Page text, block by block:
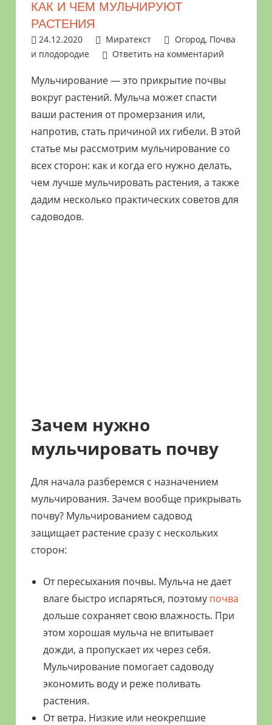
растениями
цветами.
Поможем
обустройстве
дачного
участка
выращивании
богатого
урожая.
КАК И ЧЕМ МУЛЬЧИРУЮТ
РАСТЕНИЯ
24.12.2020 Миратекст Огород, Почва
и плодородие
Ответить на комментарий
Мульчирование — это прикрытие почвы
вокруг растений. Мульча может спасти
ваши растения от промерзания или,
напротив, стать причиной их гибели. В этой
статье мы рассмотрим мульчирование со
всех сторон: как и когда его нужно делать,
чем лучше мульчировать растения, а также
дадим несколько практических советов для
садоводов.
Зачем нужно
мульчировать почву
Для начала разберемся с назначением
мульчирования. Зачем вообще прикрывать
почву? Мульчированием садовод
защищает растение сразу с нескольких
сторон:
От пересыхания почвы. Мульча не дает
влаге быстро испаряться, поэтому почва
дольше сохраняет свою влажность. При
этом хорошая мульча не впитывает
дожди, а пропускает их через себя.
Мульчирование помогает садоводу
экономить воду и реже поливать
растения.
От ветра. Низкие или неокрепшие